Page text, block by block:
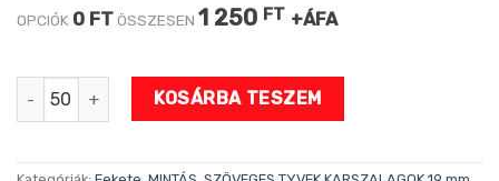
OPCIÓK 0 FTÖSSZESEN 1 250 FT +ÁFA
STAFF PINK 3/4" tyvek karszalag mennyiség
KOSÁRBA TESZEM